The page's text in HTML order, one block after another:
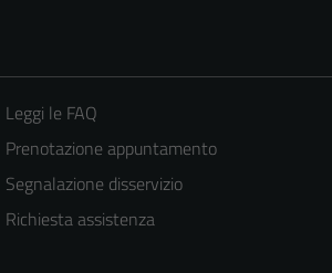
Leggi le FAQ
Prenotazione appuntamento
Segnalazione disservizio
Richiesta assistenza